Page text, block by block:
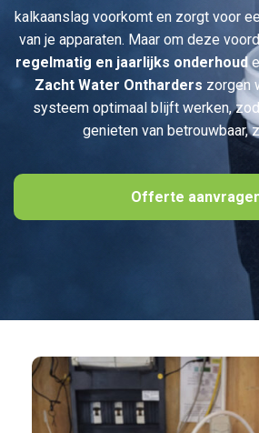
kalkaanslag voorkomt en zorgt voor
van je apparaten. Maar om deze
regelmatig en jaarlijks onderhoud
Zacht Water Ontharders zorgen
systeem optimaal blijft werken,
genieten van betrouwbaar,
Offerte